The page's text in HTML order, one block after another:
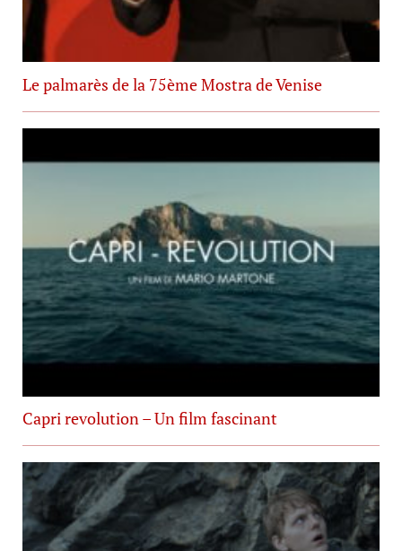
Le palmarès de la 75ème Mostra de Venise
Capri revolution – Un film fascinant